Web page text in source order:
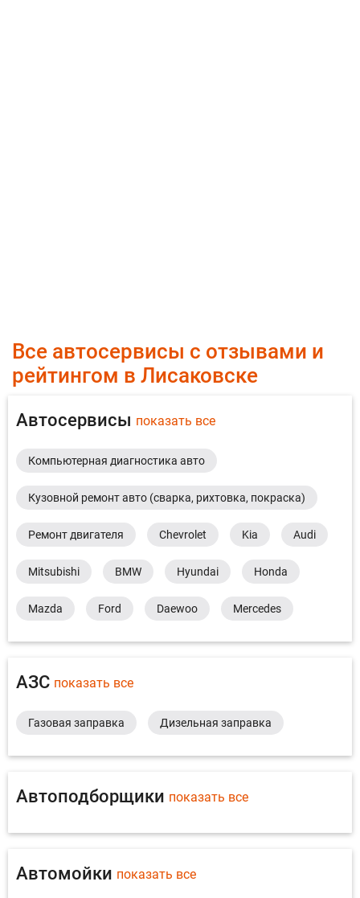
Все автосервисы с отзывами и
рейтингом в Лисаковске
Автосервисы показать все
Компьютерная диагностика авто
Кузовной ремонт авто (сварка, рихтовка, покраска)
Ремонт двигателя Chevrolet Kia Audi
Mitsubishi BMW Hyundai Honda
Mazda Ford Daewoo Mercedes
АЗС показать все
Газовая заправка Дизельная заправка
Автоподборщики показать все
Автомойки показать все